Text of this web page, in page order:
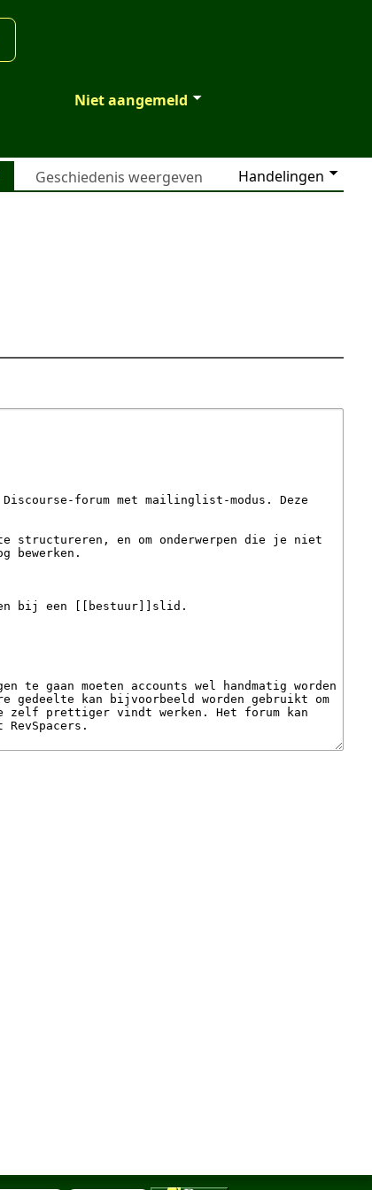
Niet aangemeld
Handelingen
Geschiedenis weergeven